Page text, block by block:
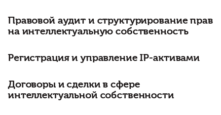
Правовой аудит и структурирование прав
на интеллектуальную собственность
Регистрация и управление IP-активами
Договоры и сделки в сфере
интеллектуальной собственности